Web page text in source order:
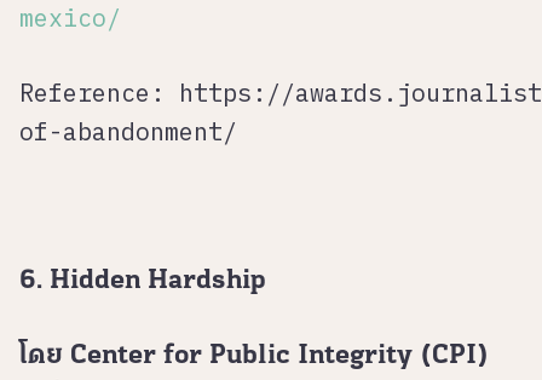
mexico/
Reference: https://
of-abandonment/
6. Hidden Hardship
โดย Center for Public Integrity (CPI)